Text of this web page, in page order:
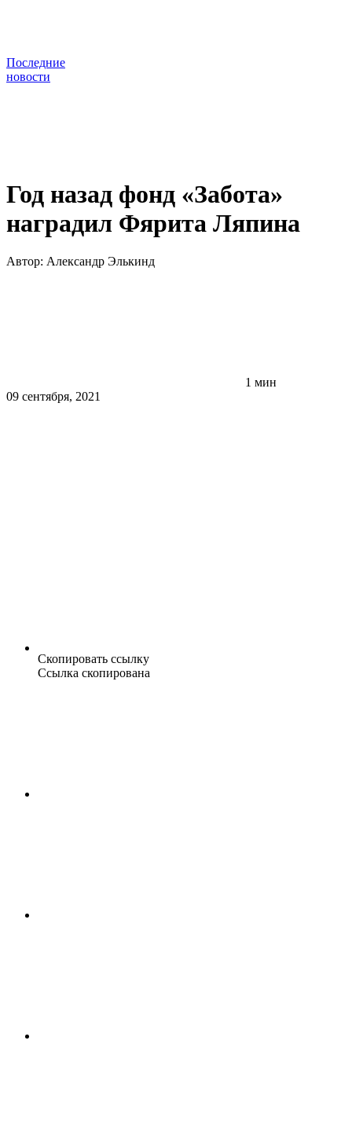
Последние
новости
Год назад фонд «Забота»
наградил Фярита Ляпина
Автор: Александр Элькинд
1 мин
09 сентября, 2021
Скопировать ссылку
Ссылка скопирована